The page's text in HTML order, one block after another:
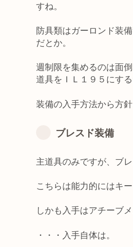
すね。
防具類はガーロンド装
だとか。
週制限を集めるのは面
道具をＩＬ１９５にする
装備の入手方法から方
ブレスド装備
主道具のみですが、ブ
こちらは能力的にはキ
しかも入手はアチーブ
・・・入手自体は。